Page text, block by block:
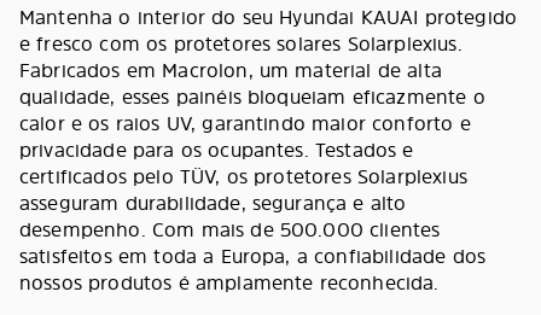
Mantenha o interior do seu Hyundai KAUAI protegido
e fresco com os protetores solares Solarplexius.
Fabricados em Macrolon, um material de alta
qualidade, esses painéis bloqueiam eficazmente o
calor e os raios UV, garantindo maior conforto e
privacidade para os ocupantes. Testados e
certificados pelo TÜV, os protetores Solarplexius
asseguram durabilidade, segurança e alto
desempenho. Com mais de 500.000 clientes
satisfeitos em toda a Europa, a confiabilidade dos
nossos produtos é amplamente reconhecida.